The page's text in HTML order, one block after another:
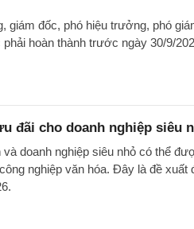
đốc, phó hiệu trưởng, phó
hoàn thành trước ngày 30/9/
đãi cho doanh nghiệp siêu
doanh nghiệp siêu nhỏ có thể
nghiệp văn hóa. Đây là đề xuất